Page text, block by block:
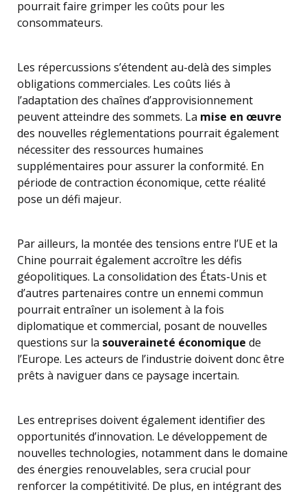
pourrait faire grimper les coûts pour les
consommateurs.
Les répercussions s’étendent au-delà des simples
obligations commerciales. Les coûts liés à
l’adaptation des chaînes d’approvisionnement
peuvent atteindre des sommets. La mise en œuvre
des nouvelles réglementations pourrait également
nécessiter des ressources humaines
supplémentaires pour assurer la conformité. En
période de contraction économique, cette réalité
pose un défi majeur.
Par ailleurs, la montée des tensions entre l’UE et la
Chine pourrait également accroître les défis
géopolitiques. La consolidation des États-Unis et
d’autres partenaires contre un ennemi commun
pourrait entraîner un isolement à la fois
diplomatique et commercial, posant de nouvelles
questions sur la souveraineté économique de
l’Europe. Les acteurs de l’industrie doivent donc être
prêts à naviguer dans ce paysage incertain.
Les entreprises doivent également identifier des
opportunités d’innovation. Le développement de
nouvelles technologies, notamment dans le domaine
des énergies renouvelables, sera crucial pour
renforcer la compétitivité. De plus, en intégrant des